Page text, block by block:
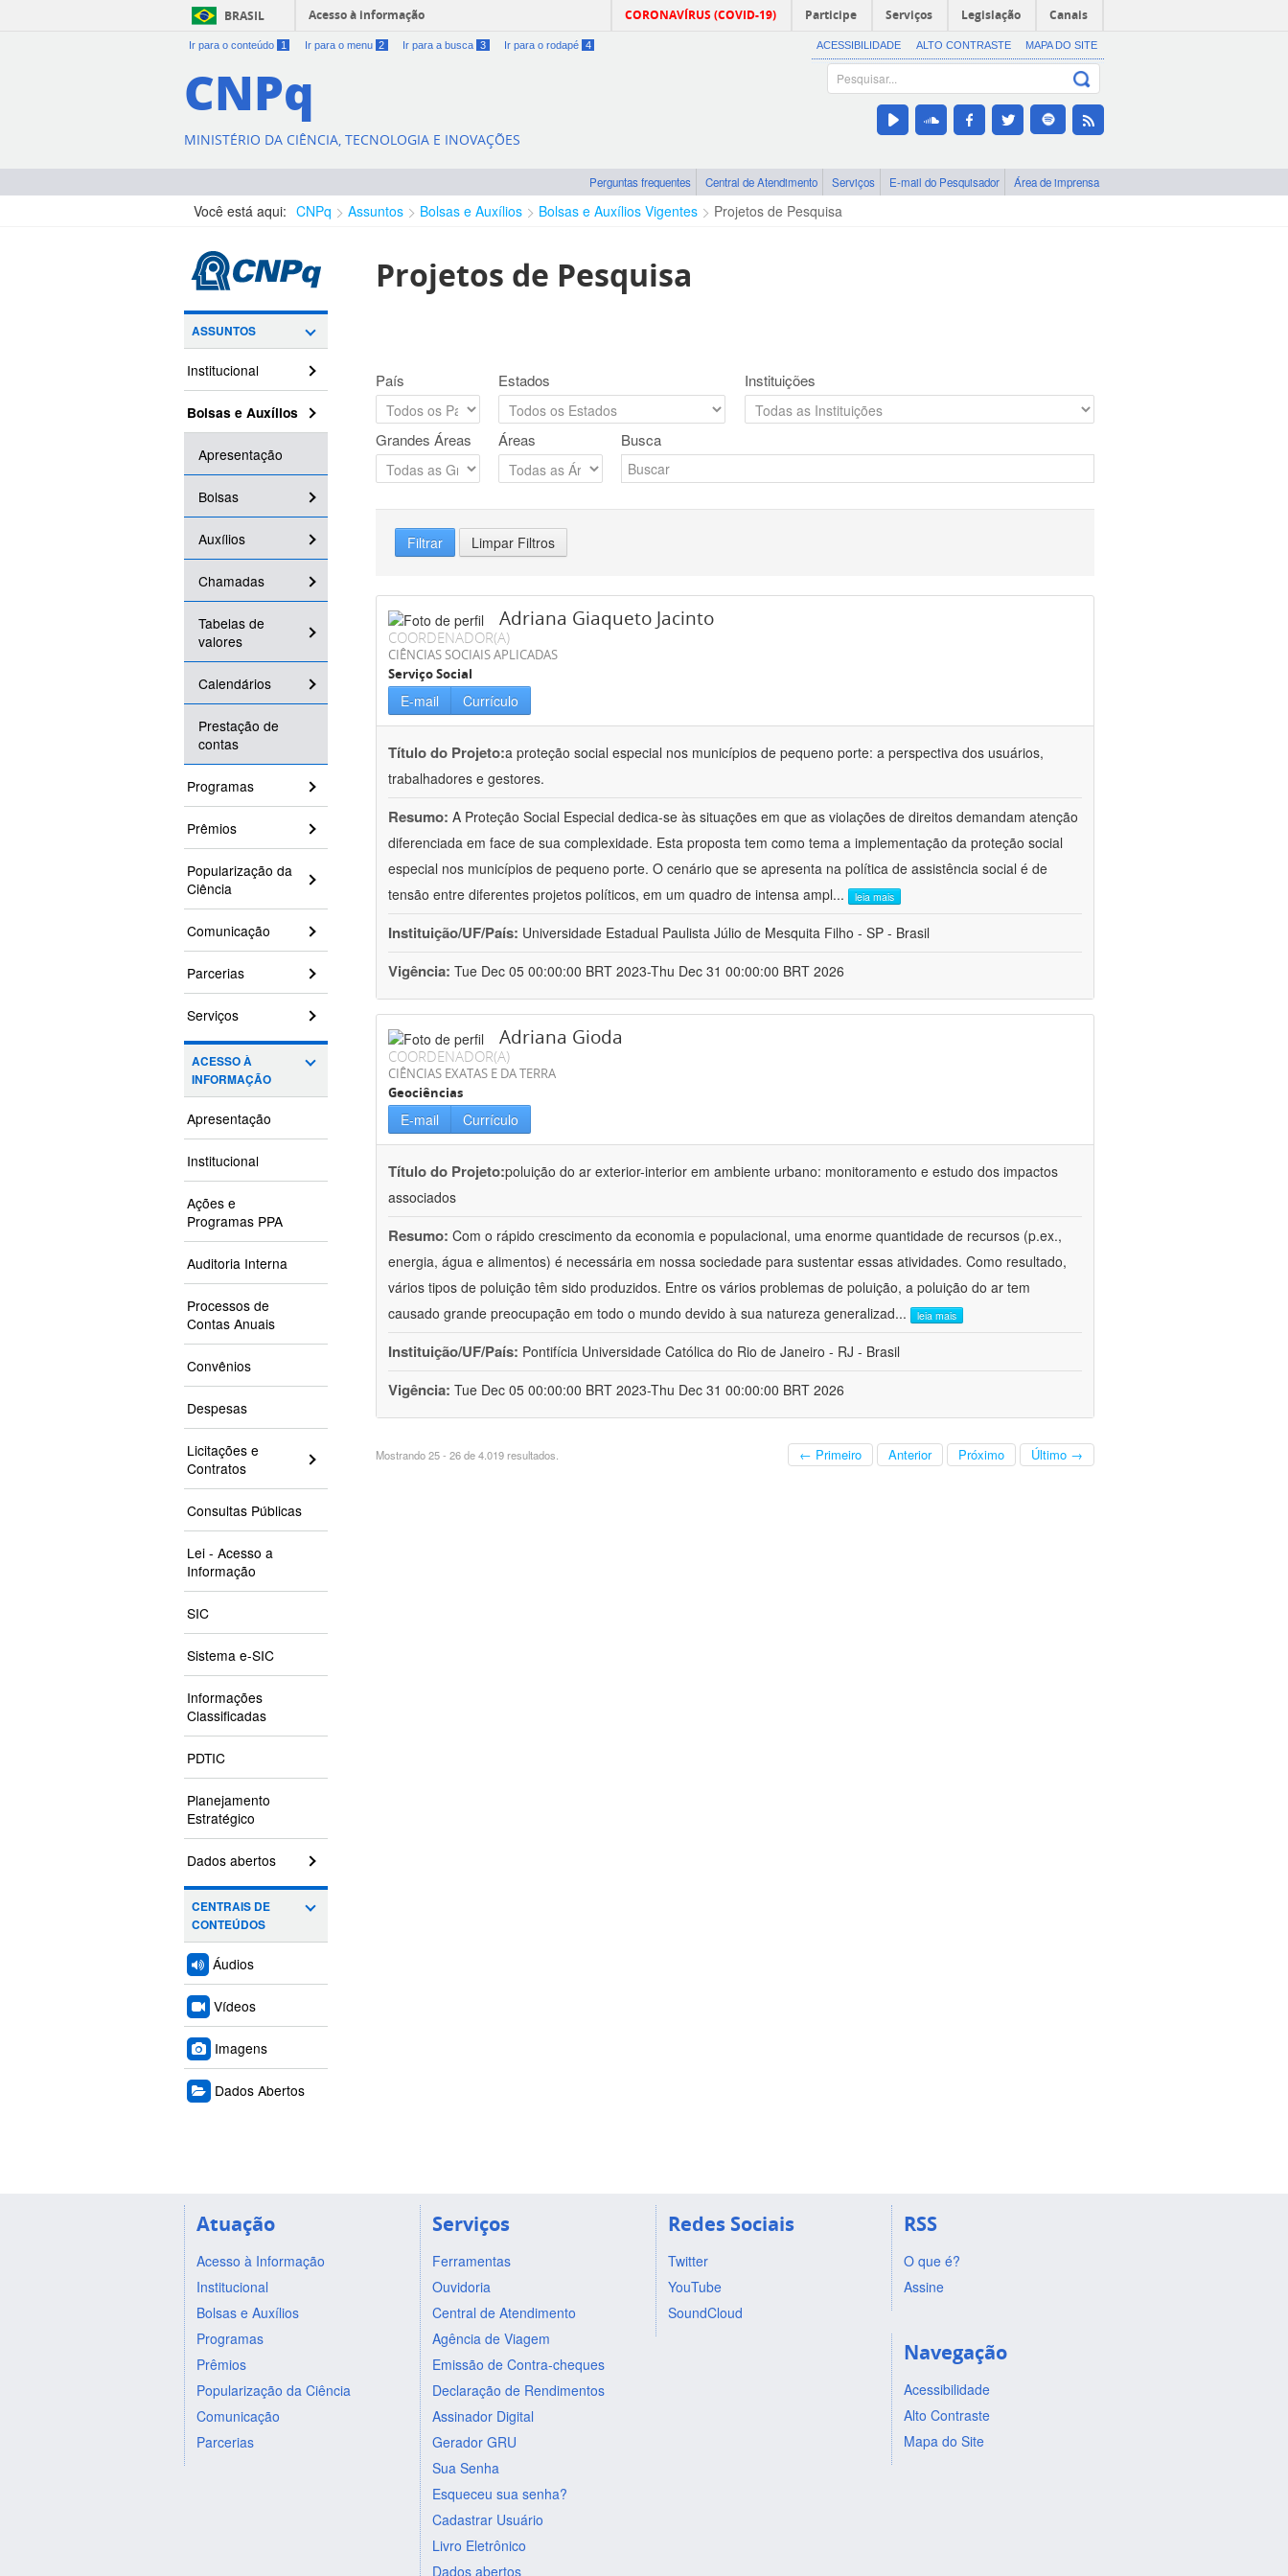
BRASIL Acesso à informação CORONAVÍRUS (COVID-19) Participe Serviços Legislação Canais
Ir para o conteúdo 1 Ir para o menu 2 Ir para a busca 3 Ir para o rodapé 4 ACESSIBILIDADE ALTO CONTRASTE MAPA DO SITE
CNPq
MINISTÉRIO DA CIÊNCIA, TECNOLOGIA E INOVAÇÕES
Perguntas frequentes Central de Atendimento Serviços E-mail do Pesquisador Área de imprensa
Você está aqui: CNPq Assuntos Bolsas e Auxílios Bolsas e Auxílios Vigentes Projetos de Pesquisa
ASSUNTOS
Institucional
Bolsas e Auxílios
Apresentação
Bolsas
Auxílios
Chamadas
Tabelas de
valores
Calendários
Prestação de
contas
Programas
Prêmios
Popularização da
Ciência
Comunicação
Parcerias
Serviços
ACESSO À
INFORMAÇÃO
Apresentação
Institucional
Ações e
Programas PPA
Auditoria Interna
Processos de
Contas Anuais
Convênios
Despesas
Licitações e
Contratos
Consultas Públicas
Lei - Acesso a
Informação
SIC
Sistema e-SIC
Informações
Classificadas
PDTIC
Planejamento
Estratégico
Dados abertos
CENTRAIS DE
CONTEÚDOS
Áudios
Vídeos
Imagens
Dados Abertos
Projetos de Pesquisa
País Estados Instituições
Grandes Áreas Áreas Busca
Filtrar Limpar Filtros
Adriana Giaqueto Jacinto
COORDENADOR(A)
CIÊNCIAS SOCIAIS APLICADAS
Serviço Social
E-mail Currículo
Título do Projeto:a proteção social especial nos municípios de pequeno porte: a perspectiva dos usuários,
trabalhadores e gestores.
Resumo: A Proteção Social Especial dedica-se às situações em que as violações de direitos demandam atenção
diferenciada em face de sua complexidade. Esta proposta tem como tema a implementação da proteção social
especial nos municípios de pequeno porte. O cenário que se apresenta na política de assistência social é de
tensão entre diferentes projetos políticos, em um quadro de intensa ampl... leia mais
Instituição/UF/País: Universidade Estadual Paulista Júlio de Mesquita Filho - SP - Brasil
Vigência: Tue Dec 05 00:00:00 BRT 2023-Thu Dec 31 00:00:00 BRT 2026
Adriana Gioda
COORDENADOR(A)
CIÊNCIAS EXATAS E DA TERRA
Geociências
E-mail Currículo
Título do Projeto:poluição do ar exterior-interior em ambiente urbano: monitoramento e estudo dos impactos
associados
Resumo: Com o rápido crescimento da economia e populacional, uma enorme quantidade de recursos (p.ex.,
energia, água e alimentos) é necessária em nossa sociedade para sustentar essas atividades. Como resultado,
vários tipos de poluição têm sido produzidos. Entre os vários problemas de poluição, a poluição do ar tem
causado grande preocupação em todo o mundo devido à sua natureza generalizad... leia mais
Instituição/UF/País: Pontifícia Universidade Católica do Rio de Janeiro - RJ - Brasil
Vigência: Tue Dec 05 00:00:00 BRT 2023-Thu Dec 31 00:00:00 BRT 2026
Mostrando 25 - 26 de 4.019 resultados. ← Primeiro Anterior Próximo Último →
Atuação
Acesso à Informação
Institucional
Bolsas e Auxílios
Programas
Prêmios
Popularização da Ciência
Comunicação
Parcerias
Serviços
Ferramentas
Ouvidoria
Central de Atendimento
Agência de Viagem
Emissão de Contra-cheques
Declaração de Rendimentos
Assinador Digital
Gerador GRU
Sua Senha
Esqueceu sua senha?
Cadastrar Usuário
Livro Eletrônico
Dados abertos
Redes Sociais
Twitter
YouTube
SoundCloud
RSS
O que é?
Assine
Navegação
Acessibilidade
Alto Contraste
Mapa do Site